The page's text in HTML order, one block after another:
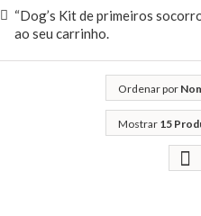
“Dog’s Kit de primeiros
ao seu carrinho.
Ordenar por
Mostrar 15